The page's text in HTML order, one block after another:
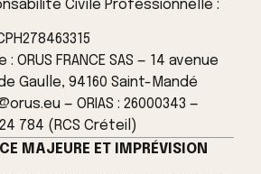
Civile Professionnelle :
ORUS FRANCE SAS — 14 avenue
Gaulle, 94160 Saint-Mandé
— ORIAS : 26000343 —
784 (RCS Créteil)
MAJEURE ET IMPRÉVISION